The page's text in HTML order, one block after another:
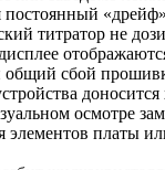
постоянный
титратор не
общий сбой
осмотре
элементов платы